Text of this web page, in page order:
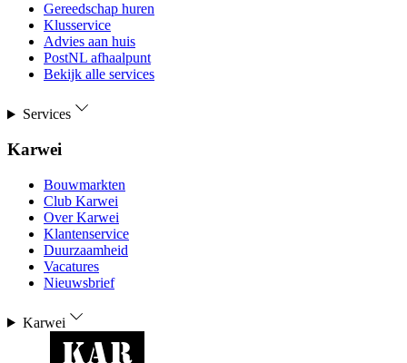
Gereedschap huren
Klusservice
Advies aan huis
PostNL afhaalpunt
Bekijk alle services
Services
Karwei
Bouwmarkten
Club Karwei
Over Karwei
Klantenservice
Duurzaamheid
Vacatures
Nieuwsbrief
Karwei